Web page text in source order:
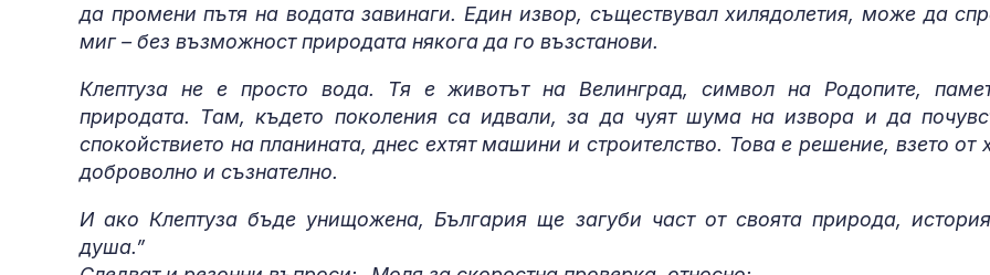
да промени пътя на водата завинаги. Един извор, съществувал хилядолетия, може да
миг – без възможност природата някога да го възстанови.
Клептуза не е просто вода. Тя е животът на Велинград, символ на Родопите,
природата. Там, където поколения са идвали, за да чуят шума на извора и да
спокойствието на планината, днес ехтят машини и строителство. Това е решение, взето от
доброволно и съзнателно.
И ако Клептуза бъде унищожена, България ще загуби част от своята природа,
душа.”